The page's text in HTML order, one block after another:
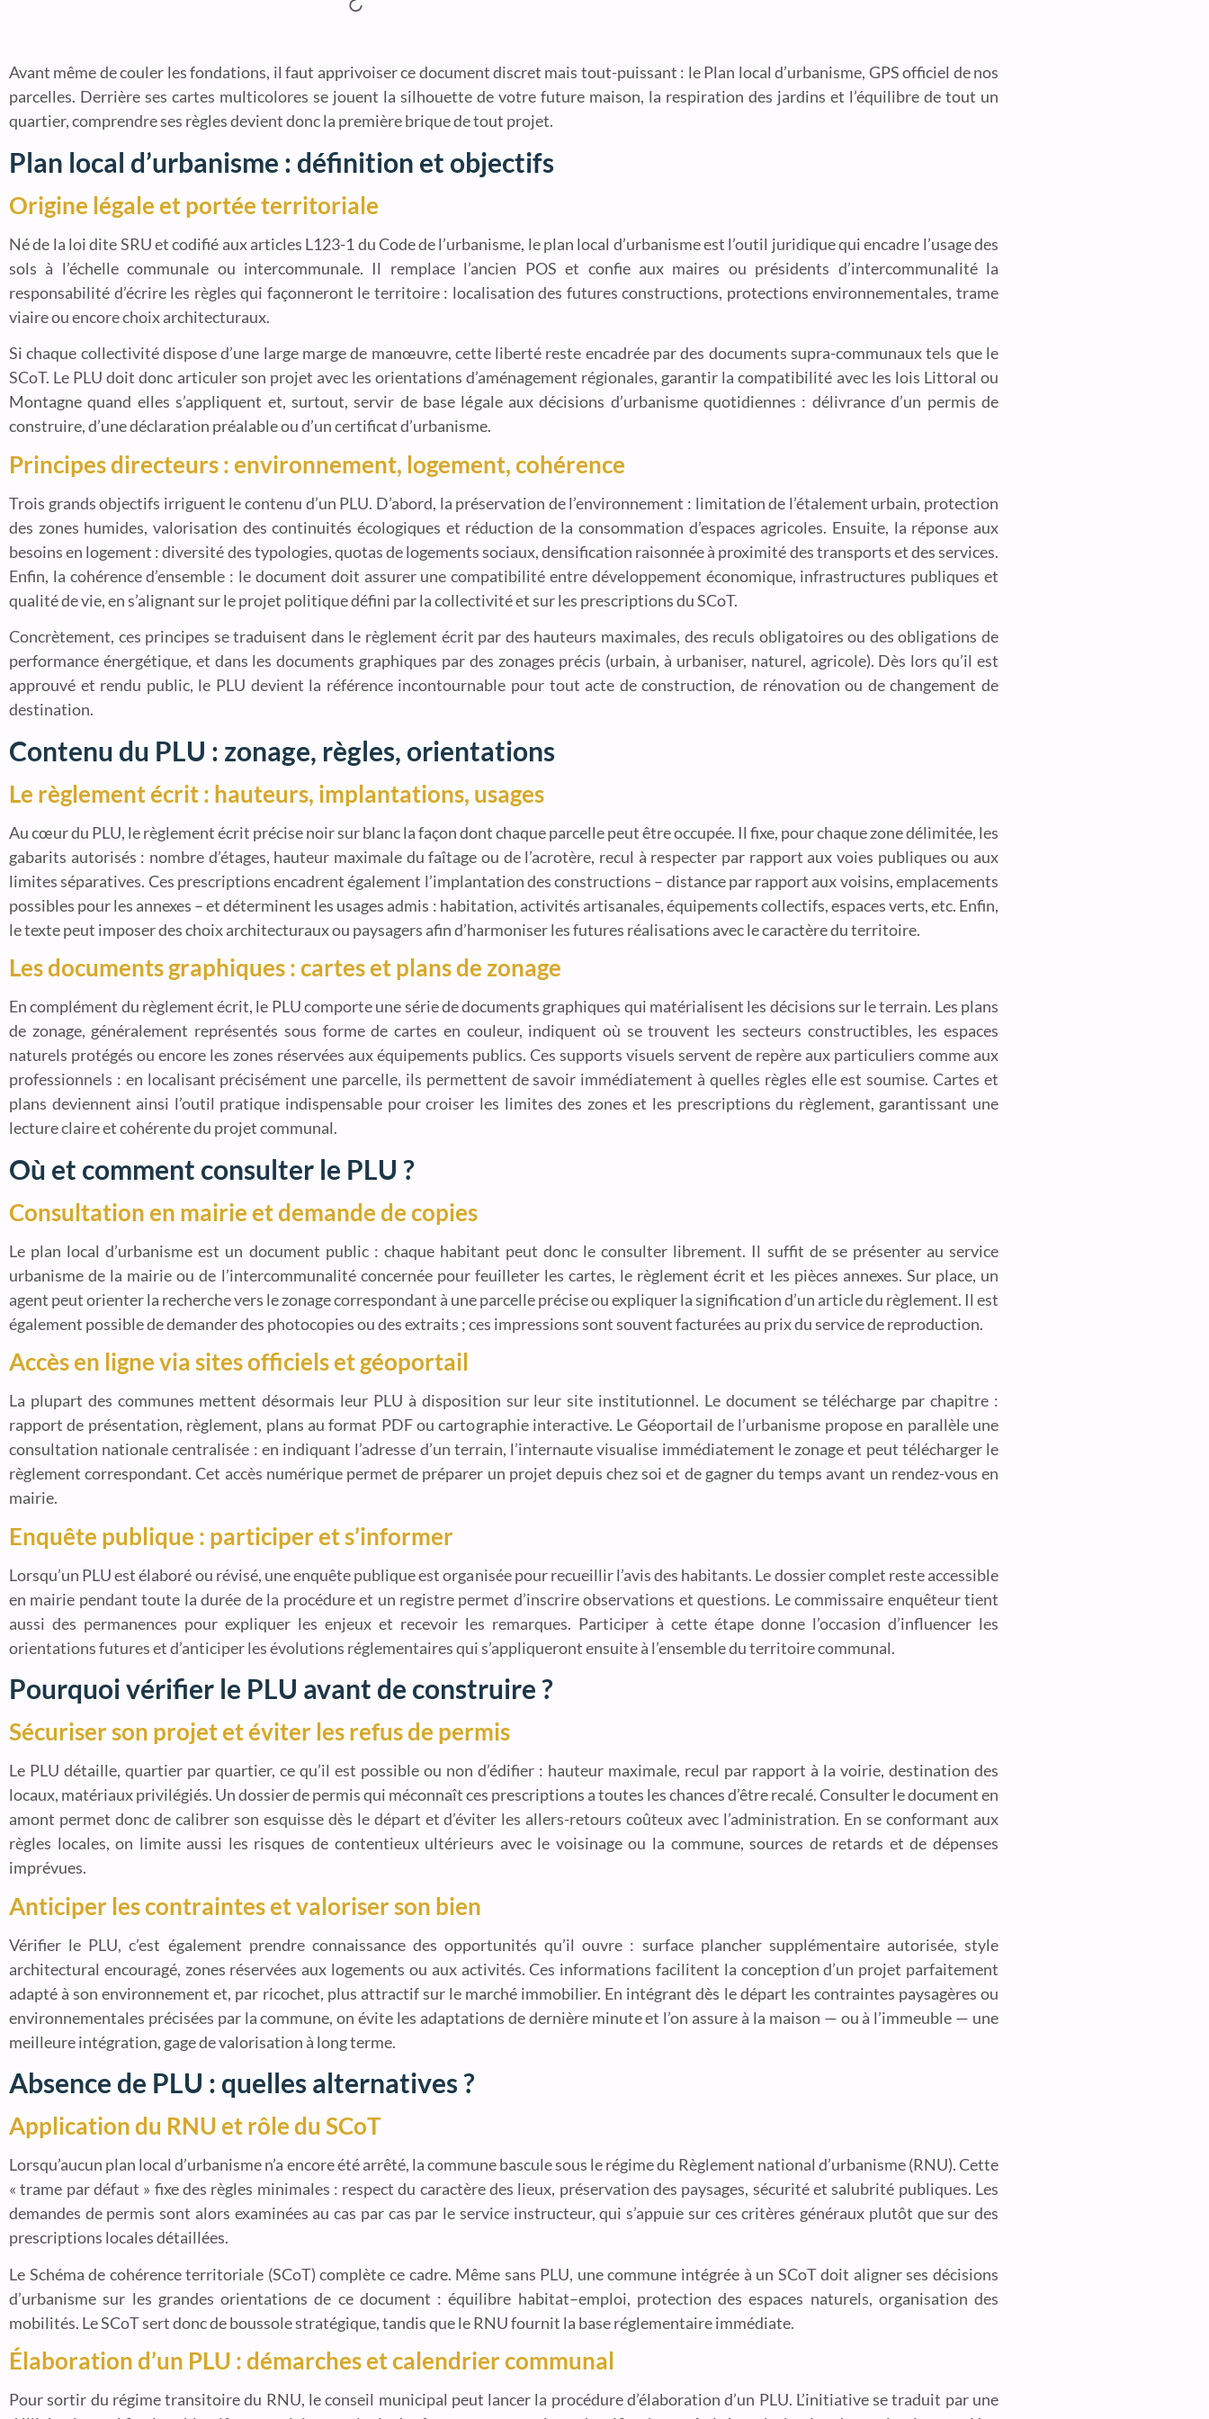
Avant même de couler les fondations, il faut apprivoiser ce document discret mais tout-puissant : le Plan local d’urbanisme, GPS officiel de nos
parcelles. Derrière ses cartes multicolores se jouent la silhouette de votre future maison, la respiration des jardins et l’équilibre de tout un
quartier, comprendre ses règles devient donc la première brique de tout projet.
Plan local d’urbanisme : définition et objectifs
Origine légale et portée territoriale
Né de la loi dite SRU et codifié aux articles L123-1 du Code de l’urbanisme, le plan local d’urbanisme est l’outil juridique qui encadre l’usage des
sols à l’échelle communale ou intercommunale. Il remplace l’ancien POS et confie aux maires ou présidents d’intercommunalité la
responsabilité d’écrire les règles qui façonneront le territoire : localisation des futures constructions, protections environnementales, trame
viaire ou encore choix architecturaux.
Si chaque collectivité dispose d’une large marge de manœuvre, cette liberté reste encadrée par des documents supra-communaux tels que le
SCoT. Le PLU doit donc articuler son projet avec les orientations d’aménagement régionales, garantir la compatibilité avec les lois Littoral ou
Montagne quand elles s’appliquent et, surtout, servir de base légale aux décisions d’urbanisme quotidiennes : délivrance d’un permis de
construire, d’une déclaration préalable ou d’un certificat d’urbanisme.
Principes directeurs : environnement, logement, cohérence
Trois grands objectifs irriguent le contenu d’un PLU. D’abord, la préservation de l’environnement : limitation de l’étalement urbain, protection
des zones humides, valorisation des continuités écologiques et réduction de la consommation d’espaces agricoles. Ensuite, la réponse aux
besoins en logement : diversité des typologies, quotas de logements sociaux, densification raisonnée à proximité des transports et des services.
Enfin, la cohérence d’ensemble : le document doit assurer une compatibilité entre développement économique, infrastructures publiques et
qualité de vie, en s’alignant sur le projet politique défini par la collectivité et sur les prescriptions du SCoT.
Concrètement, ces principes se traduisent dans le règlement écrit par des hauteurs maximales, des reculs obligatoires ou des obligations de
performance énergétique, et dans les documents graphiques par des zonages précis (urbain, à urbaniser, naturel, agricole). Dès lors qu’il est
approuvé et rendu public, le PLU devient la référence incontournable pour tout acte de construction, de rénovation ou de changement de
destination.
Contenu du PLU : zonage, règles, orientations
Le règlement écrit : hauteurs, implantations, usages
Au cœur du PLU, le règlement écrit précise noir sur blanc la façon dont chaque parcelle peut être occupée. Il fixe, pour chaque zone délimitée, les
gabarits autorisés : nombre d’étages, hauteur maximale du faîtage ou de l’acrotère, recul à respecter par rapport aux voies publiques ou aux
limites séparatives. Ces prescriptions encadrent également l’implantation des constructions – distance par rapport aux voisins, emplacements
possibles pour les annexes – et déterminent les usages admis : habitation, activités artisanales, équipements collectifs, espaces verts, etc. Enfin,
le texte peut imposer des choix architecturaux ou paysagers afin d’harmoniser les futures réalisations avec le caractère du territoire.
Les documents graphiques : cartes et plans de zonage
En complément du règlement écrit, le PLU comporte une série de documents graphiques qui matérialisent les décisions sur le terrain. Les plans
de zonage, généralement représentés sous forme de cartes en couleur, indiquent où se trouvent les secteurs constructibles, les espaces
naturels protégés ou encore les zones réservées aux équipements publics. Ces supports visuels servent de repère aux particuliers comme aux
professionnels : en localisant précisément une parcelle, ils permettent de savoir immédiatement à quelles règles elle est soumise. Cartes et
plans deviennent ainsi l’outil pratique indispensable pour croiser les limites des zones et les prescriptions du règlement, garantissant une
lecture claire et cohérente du projet communal.
Où et comment consulter le PLU ?
Consultation en mairie et demande de copies
Le plan local d’urbanisme est un document public : chaque habitant peut donc le consulter librement. Il suffit de se présenter au service
urbanisme de la mairie ou de l’intercommunalité concernée pour feuilleter les cartes, le règlement écrit et les pièces annexes. Sur place, un
agent peut orienter la recherche vers le zonage correspondant à une parcelle précise ou expliquer la signification d’un article du règlement. Il est
également possible de demander des photocopies ou des extraits ; ces impressions sont souvent facturées au prix du service de reproduction.
Accès en ligne via sites officiels et géoportail
La plupart des communes mettent désormais leur PLU à disposition sur leur site institutionnel. Le document se télécharge par chapitre :
rapport de présentation, règlement, plans au format PDF ou cartographie interactive. Le Géoportail de l’urbanisme propose en parallèle une
consultation nationale centralisée : en indiquant l’adresse d’un terrain, l’internaute visualise immédiatement le zonage et peut télécharger le
règlement correspondant. Cet accès numérique permet de préparer un projet depuis chez soi et de gagner du temps avant un rendez-vous en
mairie.
Enquête publique : participer et s’informer
Lorsqu’un PLU est élaboré ou révisé, une enquête publique est organisée pour recueillir l’avis des habitants. Le dossier complet reste accessible
en mairie pendant toute la durée de la procédure et un registre permet d’inscrire observations et questions. Le commissaire enquêteur tient
aussi des permanences pour expliquer les enjeux et recevoir les remarques. Participer à cette étape donne l’occasion d’influencer les
orientations futures et d’anticiper les évolutions réglementaires qui s’appliqueront ensuite à l’ensemble du territoire communal.
Pourquoi vérifier le PLU avant de construire ?
Sécuriser son projet et éviter les refus de permis
Le PLU détaille, quartier par quartier, ce qu’il est possible ou non d’édifier : hauteur maximale, recul par rapport à la voirie, destination des
locaux, matériaux privilégiés. Un dossier de permis qui méconnaît ces prescriptions a toutes les chances d’être recalé. Consulter le document en
amont permet donc de calibrer son esquisse dès le départ et d’éviter les allers-retours coûteux avec l’administration. En se conformant aux
règles locales, on limite aussi les risques de contentieux ultérieurs avec le voisinage ou la commune, sources de retards et de dépenses
imprévues.
Anticiper les contraintes et valoriser son bien
Vérifier le PLU, c’est également prendre connaissance des opportunités qu’il ouvre : surface plancher supplémentaire autorisée, style
architectural encouragé, zones réservées aux logements ou aux activités. Ces informations facilitent la conception d’un projet parfaitement
adapté à son environnement et, par ricochet, plus attractif sur le marché immobilier. En intégrant dès le départ les contraintes paysagères ou
environnementales précisées par la commune, on évite les adaptations de dernière minute et l’on assure à la maison — ou à l’immeuble — une
meilleure intégration, gage de valorisation à long terme.
Absence de PLU : quelles alternatives ?
Application du RNU et rôle du SCoT
Lorsqu’aucun plan local d’urbanisme n’a encore été arrêté, la commune bascule sous le régime du Règlement national d’urbanisme (RNU). Cette
« trame par défaut » fixe des règles minimales : respect du caractère des lieux, préservation des paysages, sécurité et salubrité publiques. Les
demandes de permis sont alors examinées au cas par cas par le service instructeur, qui s’appuie sur ces critères généraux plutôt que sur des
prescriptions locales détaillées.
Le Schéma de cohérence territoriale (SCoT) complète ce cadre. Même sans PLU, une commune intégrée à un SCoT doit aligner ses décisions
d’urbanisme sur les grandes orientations de ce document : équilibre habitat–emploi, protection des espaces naturels, organisation des
mobilités. Le SCoT sert donc de boussole stratégique, tandis que le RNU fournit la base réglementaire immédiate.
Élaboration d’un PLU : démarches et calendrier communal
Pour sortir du régime transitoire du RNU, le conseil municipal peut lancer la procédure d’élaboration d’un PLU. L’initiative se traduit par une